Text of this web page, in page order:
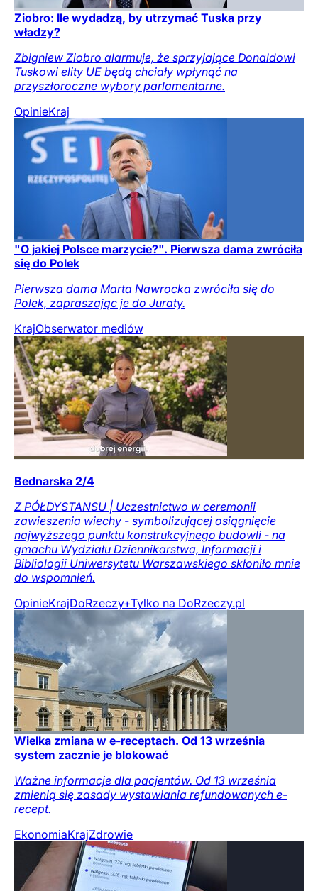
Ziobro: Ile wydadzą, by utrzymać Tuska przy
władzy?
Zbigniew Ziobro alarmuje, że sprzyjające Donaldowi
Tuskowi elity UE będą chciały wpłynąć na
przyszłoroczne wybory parlamentarne.
OpinieKraj
"O jakiej Polsce marzycie?". Pierwsza dama zwróciła
się do Polek
Pierwsza dama Marta Nawrocka zwróciła się do
Polek, zapraszając je do Juraty.
KrajObserwator mediów
Bednarska 2/4
Z PÓŁDYSTANSU | Uczestnictwo w ceremonii
zawieszenia wiechy - symbolizującej osiągnięcie
najwyższego punktu konstrukcyjnego budowli - na
gmachu Wydziału Dziennikarstwa, Informacji i
Bibliologii Uniwersytetu Warszawskiego skłoniło mnie
do wspomnień.
OpinieKrajDoRzeczy+Tylko na DoRzeczy.pl
Wielka zmiana w e-receptach. Od 13 września
system zacznie je blokować
Ważne informacje dla pacjentów. Od 13 września
zmienią się zasady wystawiania refundowanych e-
recept.
EkonomiaKrajZdrowie